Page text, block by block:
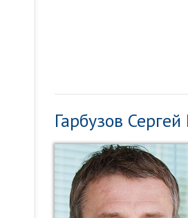
Гарбузов